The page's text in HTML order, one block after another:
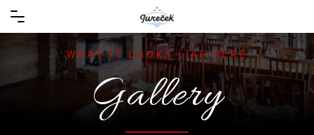
WHAT IT LOOKS LIKE HERE
Gallery